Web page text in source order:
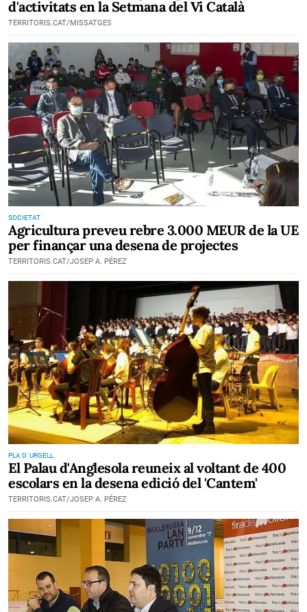
d'activitats en la Setmana del Vi Català
TERRITORIS.CAT/MISSATGES
SOCIETAT
Agricultura preveu rebre 3.000 MEUR de la UE
per finançar una desena de projectes
TERRITORIS.CAT/JOSEP A. PÉREZ
PLA D' URGELL
El Palau d'Anglesola reuneix al voltant de 400
escolars en la desena edició del 'Cantem'
TERRITORIS.CAT/JOSEP A. PÉREZ